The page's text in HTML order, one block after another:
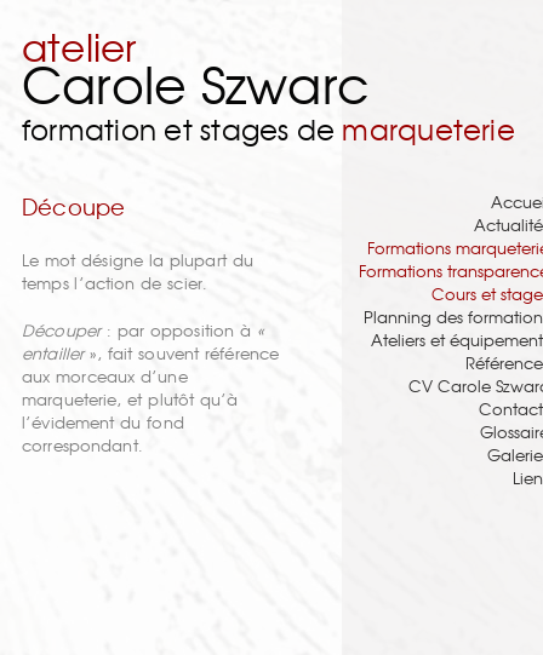
atelier
Carole Szwarc
formation et stages de marqueterie
Découpe
Le mot désigne la plupart du
temps l’action de scier.
Découper: par opposition à «
entailler», fait souvent référence
aux morceaux d’une
marqueterie, et plutôt qu’à
l’évidement du fond
correspondant.
Formations
Formations
Cours et
Planning des
Ateliers et
CV Carole